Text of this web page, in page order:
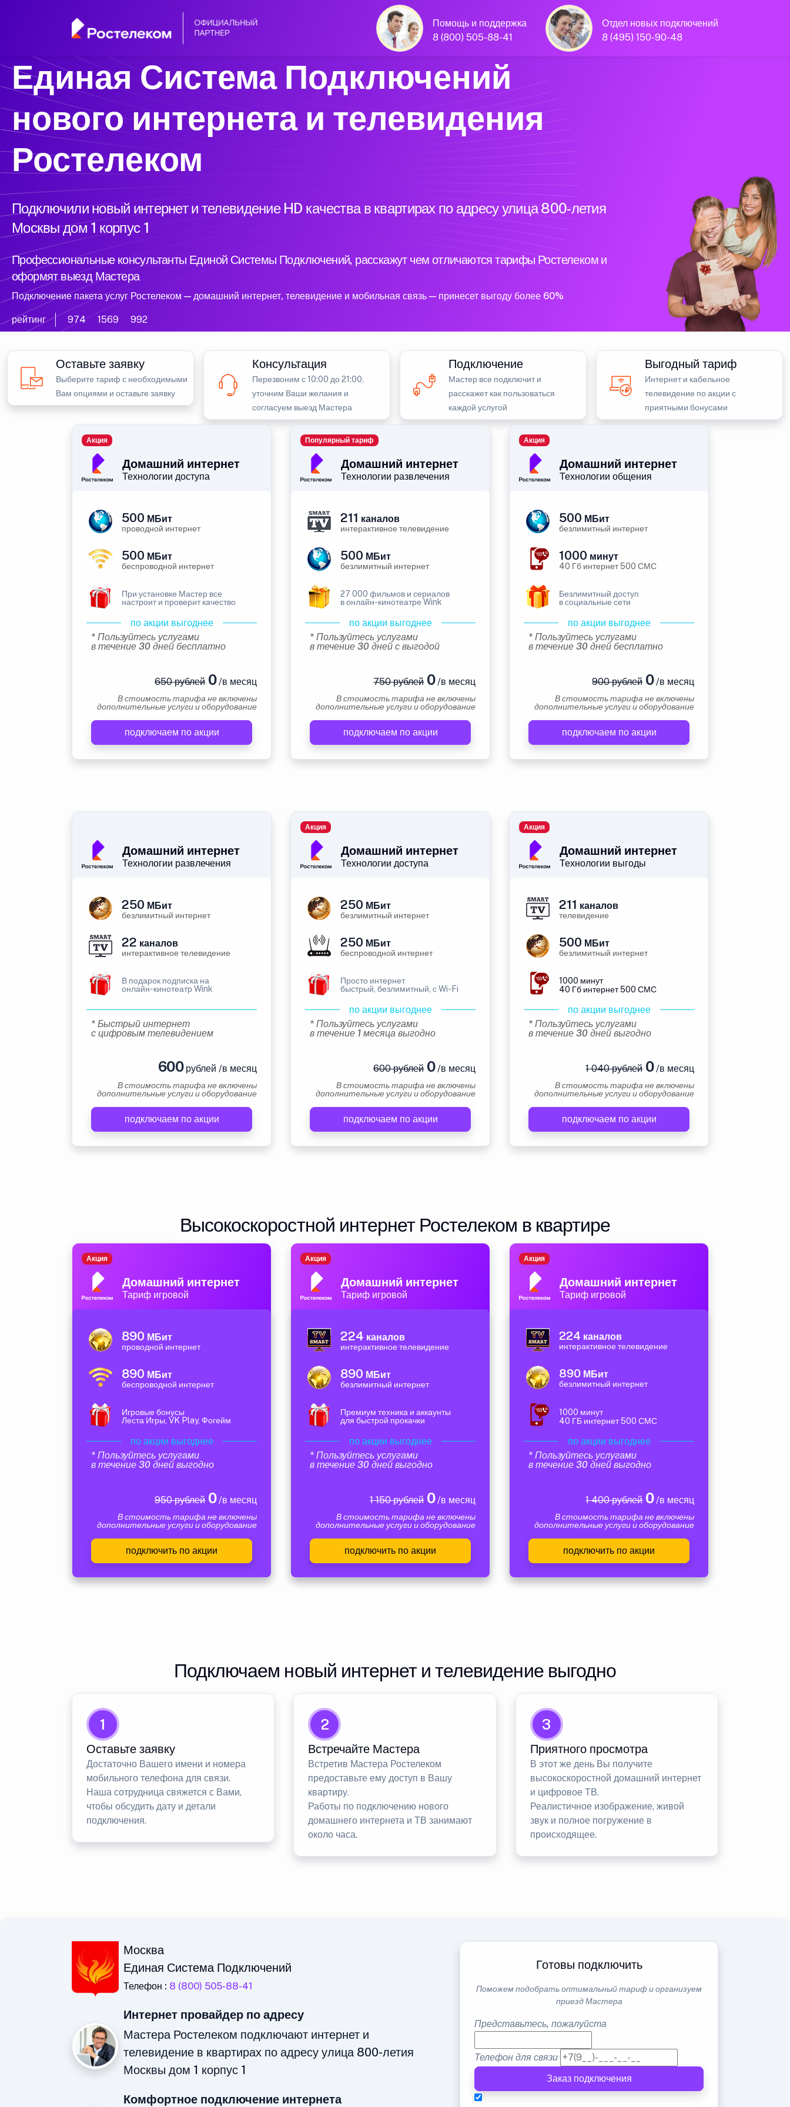
Помощь и поддержка
8 (800) 505-88-41
Отдел новых подключений
8 (495) 150-90-48
Единая Система Подключений
нового интернета и телевидения
Ростелеком
Подключили новый интернет и телевидение HD качества в квартирах по адресу улица 800-летия
Москвы дом 1 корпус 1
Профессиональные консультанты Единой Системы Подключений, расскажут чем отличаются тарифы Ростелеком и
оформят выезд Мастера
Подключение пакета услуг Ростелеком — домашний интернет, телевидение и мобильная связь — принесет выгоду более 60%
рейтинг 974 1569 992
Оставьте заявку
Выберите тариф с необходимыми
Вам опциями и оставьте заявку
Консультация
Перезвоним с 10:00 до 21:00,
уточним Ваши желания и
согласуем выезд Мастера
Подключение
Мастер все подключит и
расскажет как пользоваться
каждой услугой
Выгодный тариф
Интернет и кабельное
телевидение по акции с
приятными бонусами
Домашний интернет
Технологии доступа
Акция
500 МБит
проводной интернет
500 МБит
беспроводной интернет
При установке Мастер все
настроит и проверит качество
по акции выгоднее
* Пользуйтесь услугами
в течение 30 дней бесплатно
650 рублей0/в месяц
В стоимость тарифа не включены
дополнительные услуги и оборудование
подключаем по акции
Домашний интернет
Технологии развлечения
Популярный тариф
211 каналов
интерактивное телевидение
500 МБит
безлимитный интернет
27 000 фильмов и сериалов
в онлайн-кинотеатре Wink
по акции выгоднее
* Пользуйтесь услугами
в течение 30 дней с выгодой
750 рублей0/в месяц
В стоимость тарифа не включены
дополнительные услуги и оборудование
подключаем по акции
Домашний интернет
Технологии общения
Акция
500 МБит
безлимитный интернет
1000 минут
40 Гб интернет 500 СМС
Безлимитный доступ
в социальные сети
по акции выгоднее
* Пользуйтесь услугами
в течение 30 дней бесплатно
900 рублей0/в месяц
В стоимость тарифа не включены
дополнительные услуги и оборудование
подключаем по акции
Домашний интернет
Технологии развлечения
250 МБит
безлимитный интернет
22 каналов
интерактивное телевидение
В подарок подписка на
онлайн-кинотеатр Wink
* Быстрый интернет
с цифровым телевидением
600рублей /в месяц
В стоимость тарифа не включены
дополнительные услуги и оборудование
подключаем по акции
Домашний интернет
Технологии доступа
Акция
250 МБит
безлимитный интернет
250 МБит
беспроводной интернет
Просто интернет
быстрый, безлимитный, с Wi-Fi
по акции выгоднее
* Пользуйтесь услугами
в течение 1 месяца выгодно
600 рублей0/в месяц
В стоимость тарифа не включены
дополнительные услуги и оборудование
подключаем по акции
Домашний интернет
Технологии выгоды
Акция
211 каналов
телевидение
500 МБит
безлимитный интернет
1000 минут
40 Гб интернет 500 СМС
по акции выгоднее
* Пользуйтесь услугами
в течение 30 дней выгодно
1 040 рублей0/в месяц
В стоимость тарифа не включены
дополнительные услуги и оборудование
подключаем по акции
Высокоскоростной интернет Ростелеком в квартире
Домашний интернет
Тариф игровой
Акция
890 МБит
проводной интернет
890 МБит
беспроводной интернет
Игровые бонусы
Леста Игры, VK Play, Фогейм
по акции выгоднее
* Пользуйтесь услугами
в течение 30 дней выгодно
950 рублей0/в месяц
В стоимость тарифа не включены
дополнительные услуги и оборудование
подключить по акции
Домашний интернет
Тариф игровой
Акция
224 каналов
интерактивное телевидение
890 МБит
безлимитный интернет
Премиум техника и аккаунты
для быстрой прокачки
по акции выгоднее
* Пользуйтесь услугами
в течение 30 дней выгодно
1 150 рублей0/в месяц
В стоимость тарифа не включены
дополнительные услуги и оборудование
подключить по акции
Домашний интернет
Тариф игровой
Акция
224 каналов
интерактивное телевидение
890 МБит
безлимитный интернет
1000 минут
40 ГБ интернет 500 СМС
по акции выгоднее
* Пользуйтесь услугами
в течение 30 дней выгодно
1 400 рублей0/в месяц
В стоимость тарифа не включены
дополнительные услуги и оборудование
подключить по акции
Подключаем новый интернет и телевидение выгодно
1
Оставьте заявку
Достаточно Вашего имени и номера
мобильного телефона для связи.
Наша сотрудница свяжется с Вами,
чтобы обсудить дату и детали
подключения.
2
Встречайте Мастера
Встретив Мастера Ростелеком
предоставьте ему доступ в Вашу
квартиру.
Работы по подключению нового
домашнего интернета и ТВ занимают
около часа.
3
Приятного просмотра
В этот же день Вы получите
высокоскоростной домашний интернет
и цифровое ТВ.
Реалистичное изображение, живой
звук и полное погружение в
происходящее.
Москва
Единая Система Подключений
Телефон : 8 (800) 505-88-41
Интернет провайдер по адресу
Мастера Ростелеком подключают интернет и
телевидение в квартирах по адресу улица 800-летия
Москвы дом 1 корпус 1
Комфортное подключение интернета
Готовы подключить
Поможем подобрать оптимальный тариф и организуем
приезд Мастера
Представьтесь, пожалуйста
Телефон для связи
Заказ подключения